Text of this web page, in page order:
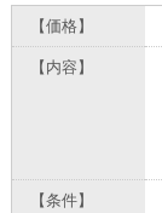
【価格】
【内容】
【条件】